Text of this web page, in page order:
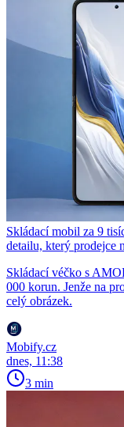
Skládací mobil za 9
detailu, který prodejce
Skládací véčko s
000 korun. Jenže na
celý obrázek.
Mobify.cz
dnes, 11:38
3 min